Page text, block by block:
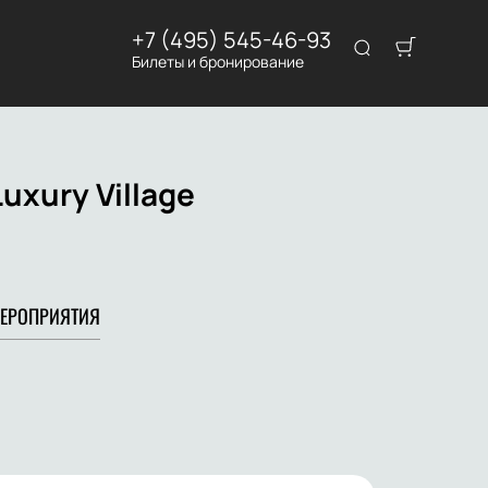
+7 (495) 545-46-93
Билеты и бронирование
Village